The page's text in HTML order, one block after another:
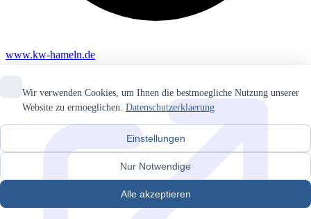
www.kw-hameln.de
Wir verwenden Cookies, um Ihnen die bestmoegliche Nutzung unserer
Website zu ermoeglichen. Datenschutzerklaerung
Einstellungen
Nur Notwendige
Alle akzeptieren